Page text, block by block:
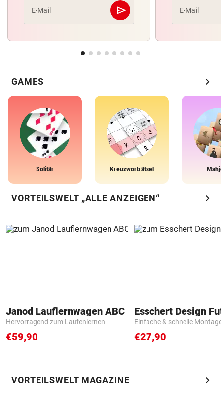
E-Mail send
Abschicken E-Mail
GAMES chevron_right
Solitär Kreuzworträtsel
VORTEILSWELT „ALLE ANZEIGEN“ chevron_right
Janod Lauflernwagen ABC
Hervorragend zum Laufenlernen
€59,90
Einfache & schnelle
€27,90
VORTEILSWELT MAGAZINE chevron_right